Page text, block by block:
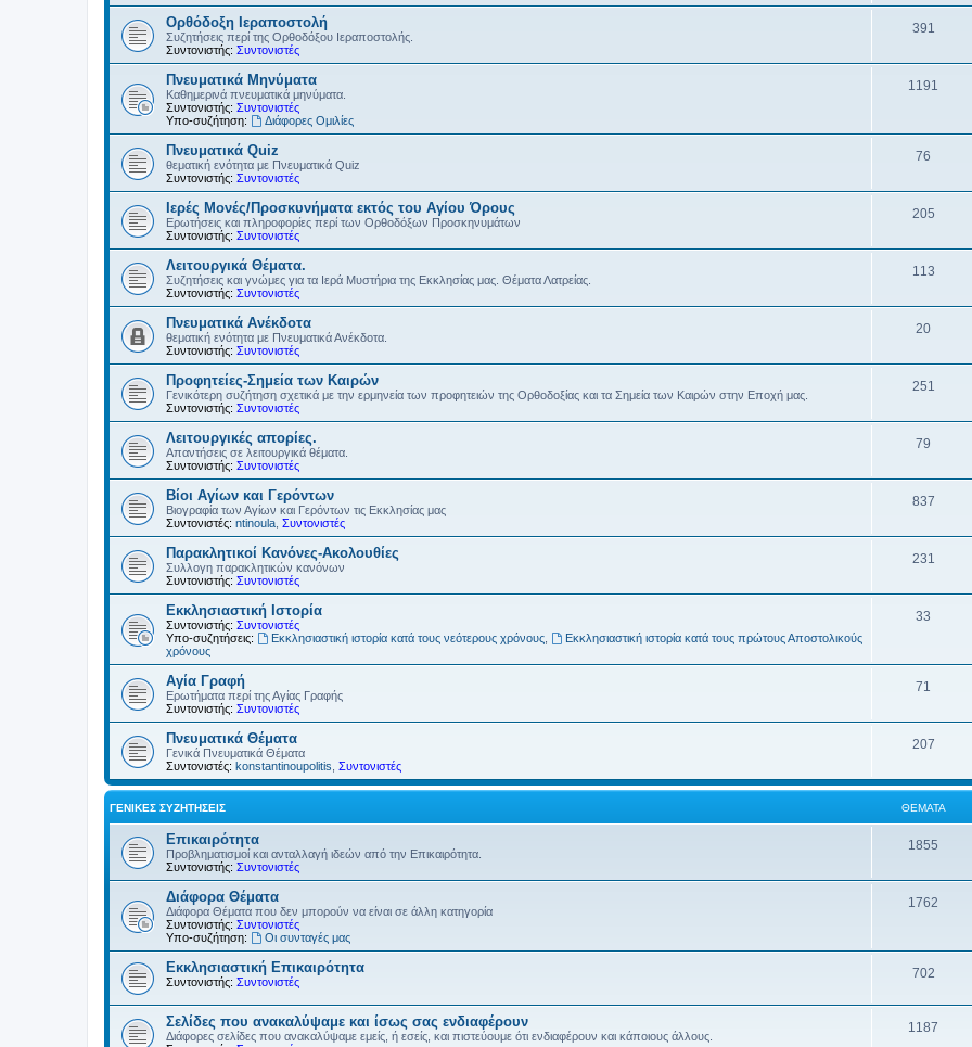
Ορθόδοξη Ιεραποστολή
Συζητήσεις περί της Ορθοδόξου Ιεραποστολής.
Συντονιστής: Συντονιστές
391
Πνευματικά Μηνύματα
Καθημερινά πνευματικά μηνύματα.
Συντονιστής: Συντονιστές
Υπο-συζήτηση:
Διάφορες Ομιλίες
1191
Πνευματικά Quiz
θεματική ενότητα με Πνευματικά Quiz
Συντονιστής: Συντονιστές
76
Ιερές Μονές/Προσκυνήματα εκτός του Αγίου Όρους
Ερωτήσεις και πληροφορίες περί των Ορθοδόξων Προσκηνυμάτων
Συντονιστής: Συντονιστές
205
Λειτουργικά Θέματα.
Συζητήσεις και γνώμες για τα Ιερά Μυστήρια της Εκκλησίας μας. Θέματα Λατρείας.
Συντονιστής: Συντονιστές
113
Πνευματικά Ανέκδοτα
θεματική ενότητα με Πνευματικά Ανέκδοτα.
Συντονιστής: Συντονιστές
20
Προφητείες-Σημεία των Καιρών
Γενικότερη συζήτηση σχετικά με την ερμηνεία των προφητειών της Ορθοδοξίας και τα Σημεία των Καιρών στην Εποχή μας.
Συντονιστής: Συντονιστές
251
Λειτουργικές απορίες.
Απαντήσεις σε λειτουργικά θέματα.
Συντονιστής: Συντονιστές
79
Βίοι Αγίων και Γερόντων
Βιογραφία των Αγίων και Γερόντων τις Εκκλησίας μας
Συντονιστές: ntinoula Συντονιστές
837
Παρακλητικοί Κανόνες-Ακολουθίες
Συλλογη παρακλητικών κανόνων
Συντονιστής: Συντονιστές
231
Εκκλησιαστική Ιστορία
Συντονιστής: Συντονιστές
Υπο-συζητήσεις:
Εκκλησιαστική ιστορία κατά τους νεότερους χρόνους,
Εκκλησιαστική ιστορία κατά τους πρώτους Αποστολικούς
χρόνους
33
Αγία Γραφή
Ερωτήματα περί της Αγίας Γραφής
Συντονιστής: Συντονιστές
71
Πνευματικά Θέματα
Γενικά Πνευματικά Θέματα
Συντονιστές: konstantinoupolitis Συντονιστές
207
ΓΕΝΙΚΈΣ ΣΥΖΗΤΉΣΕΙΣ ΘΈΜΑΤΑ
Επικαιρότητα
Προβληματισμοί και ανταλλαγή ιδεών από την Επικαιρότητα.
Συντονιστής: Συντονιστές
1855
Διάφορα Θέματα
Διάφορα Θέματα που δεν μπορούν να είναι σε άλλη κατηγορία
Συντονιστής: Συντονιστές
Υπο-συζήτηση:
Οι συνταγές μας
1762
Εκκλησιαστική Επικαιρότητα
Συντονιστής: Συντονιστές
702
Σελίδες που ανακαλύψαμε και ίσως σας ενδιαφέρουν
Διάφορες σελίδες που ανακαλύψαμε εμείς, ή εσείς, και πιστεύουμε ότι ενδιαφέρουν και κάποιους άλλους.
1187